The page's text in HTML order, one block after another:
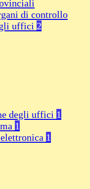
di controllo
uffici 2
degli uffici 1
1
1